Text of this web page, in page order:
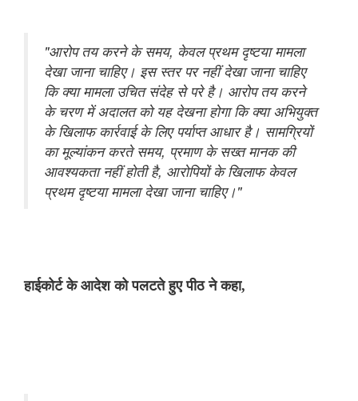
"आरोप तय करने के समय, केवल प्रथम दृष्टया मामला
देखा जाना चाहिए। इस स्तर पर नहीं देखा जाना चाहिए
कि क्या मामला उचित संदेह से परे है। आरोप तय करने
के चरण में अदालत को यह देखना होगा कि क्या अभियुक्त
के खिलाफ कार्रवाई के लिए पर्याप्त आधार है। सामग्रियों
का मूल्यांकन करते समय, प्रमाण के सख्त मानक की
आवश्यकता नहीं होती है, आरोपियों के खिलाफ केवल
प्रथम दृष्टया मामला देखा जाना चाहिए।"
हाईकोर्ट के आदेश को पलटते हुए पीठ ने कहा,